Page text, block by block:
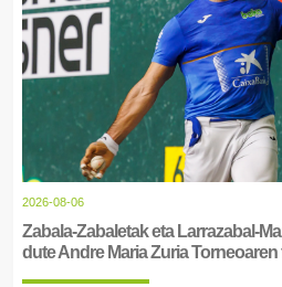
2026-08-06
Zabala-Zabaletak eta Larrazabal-
dute Andre Maria Zuria Torneoaren